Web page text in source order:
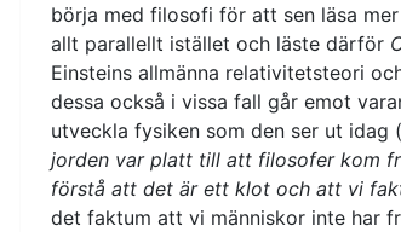
börja med filosofi för att sen läsa
allt parallellt istället och läste därför
Einsteins allmänna relativitetsteori
dessa också i vissa fall går emot
utveckla fysiken som den ser ut idag (
jorden var platt till att filosofer kom
förstå att det är ett klot och att vi
det faktum att vi människor inte har